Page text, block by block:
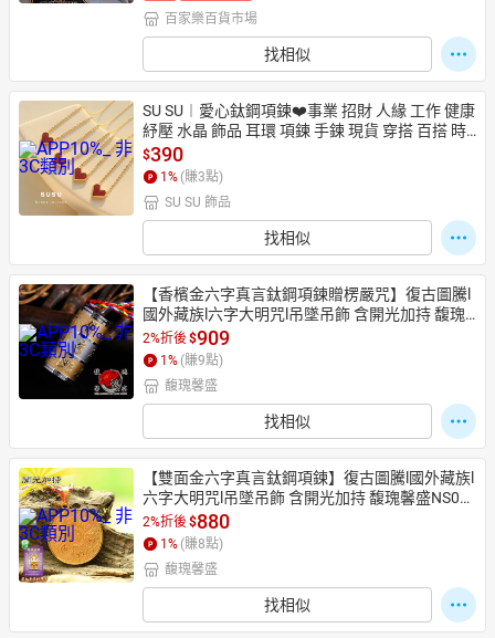
百家樂百貨市場
找相似
SU SU︱愛心鈦鋼項鍊❤️事業 招財 人緣 工作 健康
紓壓 水晶 飾品 耳環 項鍊 手鍊 現貨 穿搭 百搭 時
尚 治裝激推
$390
1 % (賺3點)
SU SU 飾品
找相似
【香檳金六字真言鈦鋼項鍊贈楞嚴咒】復古圖騰l
國外藏族l六字大明咒l吊墜吊飾 含開光加持 馥瑰
馨盛NS0699
2%折後$909
1 % (賺9點)
馥瑰馨盛
找相似
【雙面金六字真言鈦鋼項鍊】復古圖騰l國外藏族l
六字大明咒l吊墜吊飾 含開光加持 馥瑰馨盛NS06
98
2%折後$880
1 % (賺8點)
馥瑰馨盛
找相似